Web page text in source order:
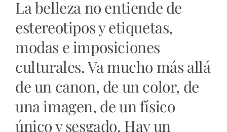
La belleza no entiende de
estereotipos y etiquetas,
modas e imposiciones
culturales. Va mucho más allá
de un canon, de un color, de
una imagen, de un físico
único y sesgado. Hay un